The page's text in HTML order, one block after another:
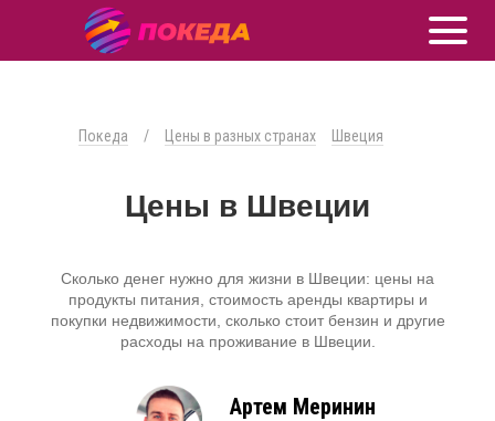
Покеда / Цены в разных странах Швеция
Цены в Швеции
Сколько денег нужно для жизни в Швеции: цены на
продукты питания, стоимость аренды квартиры и
покупки недвижимости, сколько стоит бензин и другие
расходы на проживание в Швеции.
Артем Меринин